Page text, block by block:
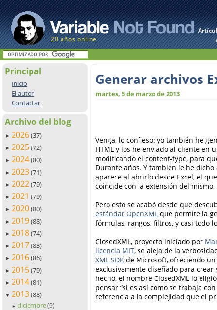
20 años online
Principal
Inicio
El autor
Contactar
Archivo del blog
► 2026 (37)
► 2025 (72)
► 2024 (80)
► 2023 (71)
► 2022 (79)
► 2021 (79)
► 2020 (80)
► 2019 (88)
► 2018 (74)
► 2017 (83)
► 2016 (86)
► 2015 (79)
► 2014 (81)
▼ 2013 (88)
► diciembre (9)
Generar archivos
martes, 5 de marzo de 2013
Venga, lo confieso: yo también he
HTML y los he enviado al cliente en
modificando el content-type, para
Durante años. Y también le he
aparece al abrirlo desde Excel, el
coincide con la extensión del
Pero esto se acabó desde que
estándar OpenXML que permite la
fórmulas, rangos, filtros, y casi todo
ClosedXML, proyecto iniciado por
licencia MIT, se aleja de la
XML SDK de Microsoft, ofreciendo
exclusivamente diseñado para
hecho, el nombre ClosedXML lo
pensar “si es así como se trabaja
referencia a la complejidad que el